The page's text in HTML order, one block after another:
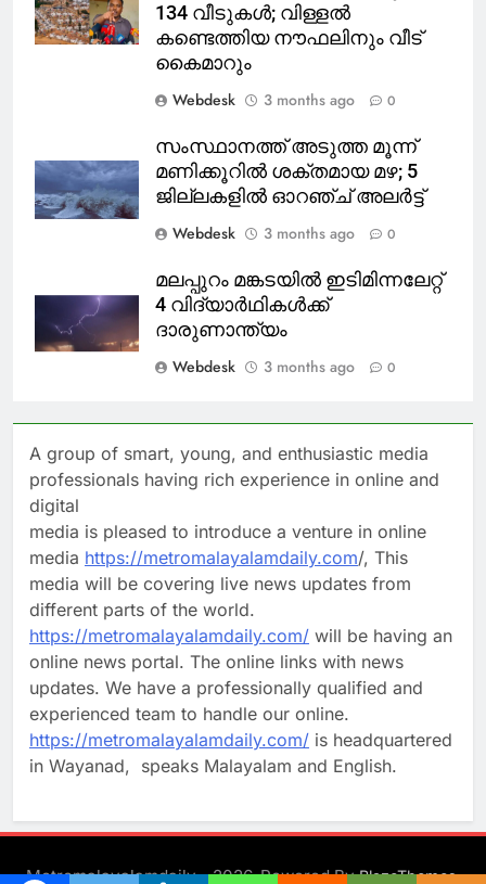
134 വീടുകൾ; വിള്ളൽ
കണ്ടെത്തിയ നൗഫലിനും വീട്
കൈമാറും
Webdesk
3 months ago 0
സംസ്ഥാനത്ത് അടുത്ത മൂന്ന്
മണിക്കൂറിൽ ശക്തമായ മഴ; 5
ജില്ലകളിൽ ഓറഞ്ച് അലർട്ട്
Webdesk
3 months ago 0
മലപ്പുറം മങ്കടയിൽ ഇടിമിന്നലേറ്റ്
4 വിദ്യാർഥികൾക്ക്
ദാരുണാന്ത്യം
Webdesk
3 months ago 0
A group of smart, young, and enthusiastic media
professionals having rich experience in online and
digital
media is pleased to introduce a venture in online
media https://metromalayalamdaily.com/, This
media will be covering live news updates from
different parts of the world.
https://metromalayalamdaily.com/ will be having an
online news portal. The online links with news
updates. We have a professionally qualified and
experienced team to handle our online.
https://metromalayalamdaily.com/ is headquartered
in Wayanad, speaks Malayalam and English.
Metromalayalamdaily - 2026. Powered ByBlazeThemes.